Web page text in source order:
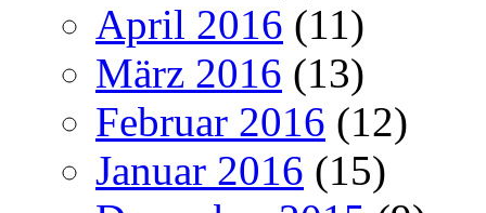
April 2016 (11)
März 2016 (13)
Februar 2016 (12)
Januar 2016 (15)